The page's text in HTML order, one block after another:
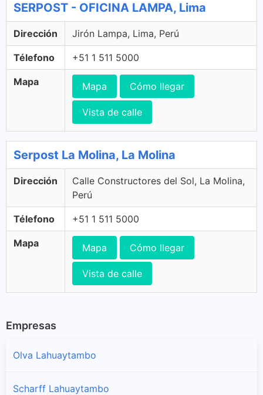
SERPOST - OFICINA LAMPA, Lima
Dirección Jirón Lampa, Lima, Perú
Télefono +51 1 511 5000
Mapa Mapa Cómo llegar
Vista de calle
Serpost La Molina, La Molina
Dirección
Calle Constructores del Sol, La Molina,
Perú
Télefono +51 1 511 5000
Mapa Mapa Cómo llegar
Vista de calle
Empresas
Olva Lahuaytambo
Scharff Lahuaytambo